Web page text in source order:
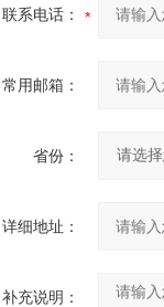
联系电话：
常用邮箱：
省份：
详细地址：
补充说明：